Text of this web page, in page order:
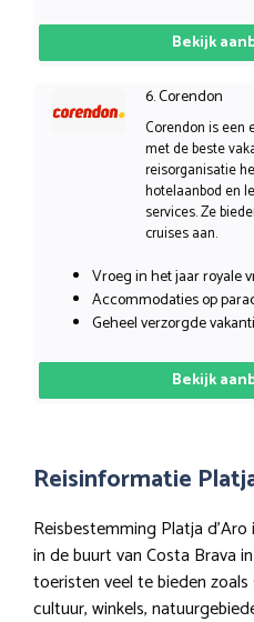
Bekijk
6. Corendon
Corendon is een
met de beste
reisorganisatie
hotelaanbod en
services. Ze
cruises aan.
Vroeg in het jaar royale
Accommodaties op
Geheel verzorgde
Bekijk
Reisinformatie
Reisbestemming Platja
in de buurt van Costa Brava
toeristen veel te bieden
cultuur, winkels,